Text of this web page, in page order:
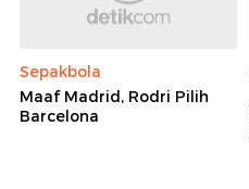
Sepakbola
Maaf Madrid, Rodri Pilih
Barcelona